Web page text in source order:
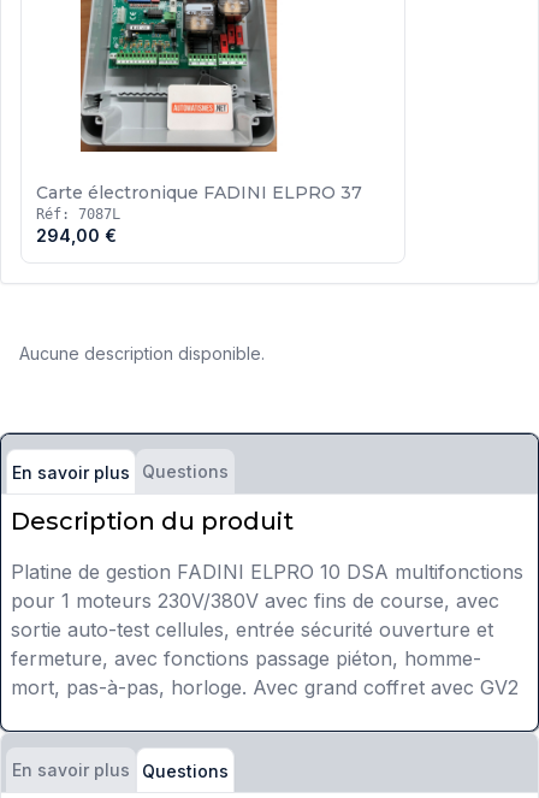
Carte électronique FADINI ELPRO 37
Réf: 7087L
294,00 €
Aucune description disponible.
En savoir plus Questions
Description du produit
Platine de gestion FADINI ELPRO 10 DSA multifonctions
pour 1 moteurs 230V/380V avec fins de course, avec
sortie auto-test cellules, entrée sécurité ouverture et
fermeture, avec fonctions passage piéton, homme-
mort, pas-à-pas, horloge. Avec grand coffret avec GV2
En savoir plus Questions